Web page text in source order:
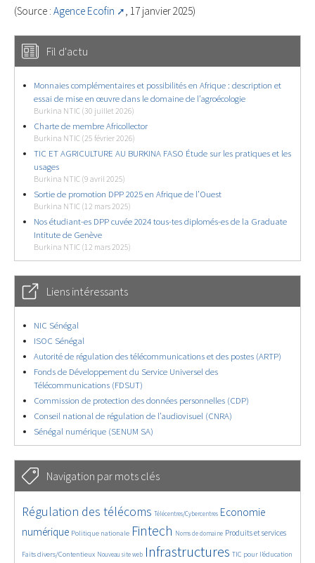
(Source : Agence Ecofin , 17 janvier 2025)
Fil d'actu
Monnaies complémentaires et possibilités en Afrique : description et
essai de mise en œuvre dans le domaine de l’agroécologie
Burkina NTIC (30 juillet 2026)
Charte de membre Africollector
Burkina NTIC (25 février 2026)
TIC ET AGRICULTURE AU BURKINA FASO Étude sur les pratiques et les
usages
Burkina NTIC (9 avril 2025)
Sortie de promotion DPP 2025 en Afrique de l’Ouest
Burkina NTIC (12 mars 2025)
Nos étudiant-es DPP cuvée 2024 tous-tes diplomés-es de la Graduate
Intitute de Genève
Burkina NTIC (12 mars 2025)
Liens intéressants
NIC Sénégal
ISOC Sénégal
Autorité de régulation des télécommunications et des postes (ARTP)
Fonds de Développement du Service Universel des
Télécommunications (FDSUT)
Commission de protection des données personnelles (CDP)
Conseil national de régulation de l’audiovisuel (CNRA)
Sénégal numérique (SENUM SA)
Navigation par mots clés
4616/5686
Régulation des télécoms
371/5686 Télécentres/Cybercentres
3636/5686
Economie
numérique
1841/5686 Politique nationale
5230/5686 Fintech
675/5686 Noms de domaine
2361/5686 Produits et services
1562/5686
Faits divers/Contentieux Nouveau site web Infrastructures TIC pour l’éducation